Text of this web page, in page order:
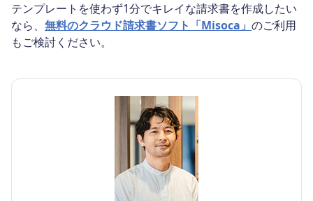
テンプレートを使わず1分でキレイな請求書を作成したい
なら、 無料のクラウド請求書ソフト「Misoca」 のご利用
もご検討ください。